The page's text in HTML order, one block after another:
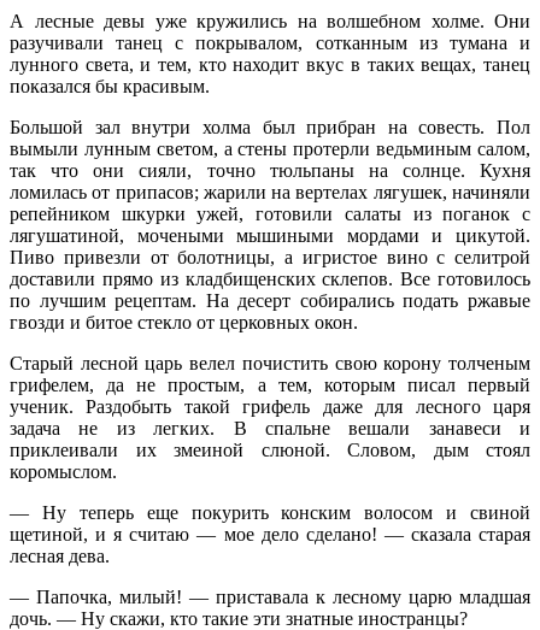
А лесные девы уже кружились на волшебном холме. Они
разучивали танец с покрывалом, сотканным из тумана и
лунного света, и тем, кто находит вкус в таких вещах, танец
показался бы красивым.
Большой зал внутри холма был прибран на совесть. Пол
вымыли лунным светом, а стены протерли ведьминым салом,
так что они сияли, точно тюльпаны на солнце. Кухня
ломилась от припасов; жарили на вертелах лягушек, начиняли
репейником шкурки ужей, готовили салаты из поганок с
лягушатиной, мочеными мышиными мордами и цикутой.
Пиво привезли от болотницы, а игристое вино с селитрой
доставили прямо из кладбищенских склепов. Все готовилось
по лучшим рецептам. На десерт собирались подать ржавые
гвозди и битое стекло от церковных окон.
Старый лесной царь велел почистить свою корону толченым
грифелем, да не простым, а тем, которым писал первый
ученик. Раздобыть такой грифель даже для лесного царя
задача не из легких. В спальне вешали занавеси и
приклеивали их змеиной слюной. Словом, дым стоял
коромыслом.
— Ну теперь еще покурить конским волосом и свиной
щетиной, и я считаю — мое дело сделано! — сказала старая
лесная дева.
— Папочка, милый! — приставала к лесному царю младшая
дочь. — Ну скажи, кто такие эти знатные иностранцы?